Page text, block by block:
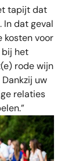
tapijt dat
In dat geval
kosten voor
bij het
rode wijn
uw
relaties